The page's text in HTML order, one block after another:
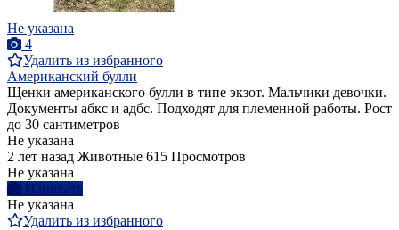
Не указана
4
Удалить из избранного
Американский булли
Щенки американского булли в типе экзот. Мальчики девочки.
Документы абкс и адбс. Подходят для племенной работы. Рост
до 30 сантиметров
Не указана
2 лет назад Животные 615 Просмотров
Не указана
Написать
Не указана
Удалить из избранного